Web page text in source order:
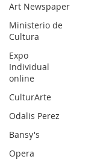
Art Newspaper
Ministerio de
Cultura
Expo
Individual
online
CulturArte
Odalis Perez
Bansy's
Opera